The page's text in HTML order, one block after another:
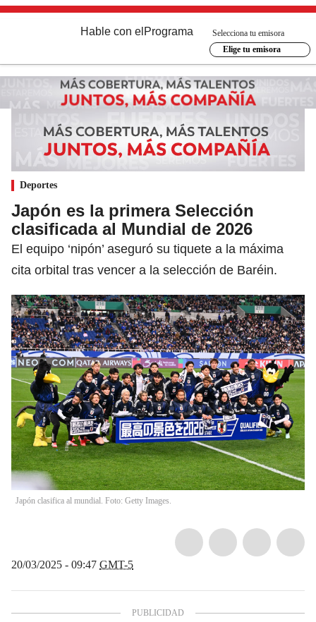
Hable con el Programa
Selecciona tu emisora
Elige tu emisora
Deportes
Japón es la primera Selección
clasificada al Mundial de 2026
El equipo ‘nipón’ aseguró su tiquete a la máxima
cita orbital tras vencer a la selección de Baréin.
Japón clasifica al mundial. Foto: Getty Images.
20/03/2025 - 09:47 GMT-5